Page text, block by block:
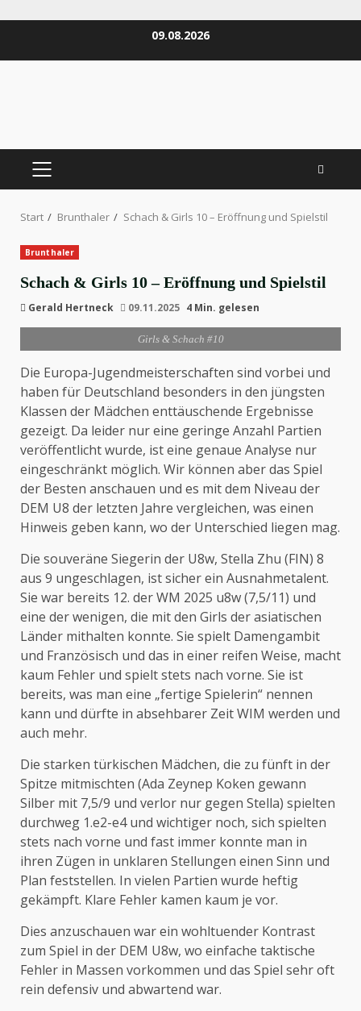
09.08.2026
PRIMÄRES
Start Brunthaler Schach & Girls 10 – Eröffnung und Spielstil
Brunthaler
Schach & Girls 10 – Eröffnung und Spielstil
Gerald Hertneck 09.11.2025 4 Min. gelesen
Girls & Schach #10
Die Europa-Jugendmeisterschaften sind vorbei und
haben für Deutschland besonders in den jüngsten
Klassen der Mädchen enttäuschende Ergebnisse
gezeigt. Da leider nur eine geringe Anzahl Partien
veröffentlicht wurde, ist eine genaue Analyse nur
eingeschränkt möglich. Wir können aber das Spiel
der Besten anschauen und es mit dem Niveau der
DEM U8 der letzten Jahre vergleichen, was einen
Hinweis geben kann, wo der Unterschied liegen mag.
Die souveräne Siegerin der U8w, Stella Zhu (FIN) 8
aus 9 ungeschlagen, ist sicher ein Ausnahmetalent.
Sie war bereits 12. der WM 2025 u8w (7,5/11) und
eine der wenigen, die mit den Girls der asiatischen
Länder mithalten konnte. Sie spielt Damengambit
und Französisch und das in einer reifen Weise, macht
kaum Fehler und spielt stets nach vorne. Sie ist
bereits, was man eine „fertige Spielerin“ nennen
kann und dürfte in absehbarer Zeit WIM werden und
auch mehr.
Die starken türkischen Mädchen, die zu fünft in der
Spitze mitmischten (Ada Zeynep Koken gewann
Silber mit 7,5/9 und verlor nur gegen Stella) spielten
durchweg 1.e2-e4 und wichtiger noch, sich spielten
stets nach vorne und fast immer konnte man in
ihren Zügen in unklaren Stellungen einen Sinn und
Plan feststellen. In vielen Partien wurde heftig
gekämpft. Klare Fehler kamen kaum je vor.
Dies anzuschauen war ein wohltuender Kontrast
zum Spiel in der DEM U8w, wo einfache taktische
Fehler in Massen vorkommen und das Spiel sehr oft
rein defensiv und abwartend war.